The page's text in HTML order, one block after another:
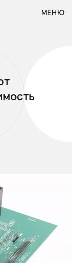
МЕНЮ